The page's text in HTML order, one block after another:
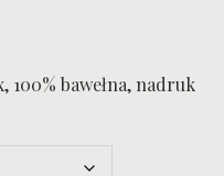
100% bawełna, nadruk